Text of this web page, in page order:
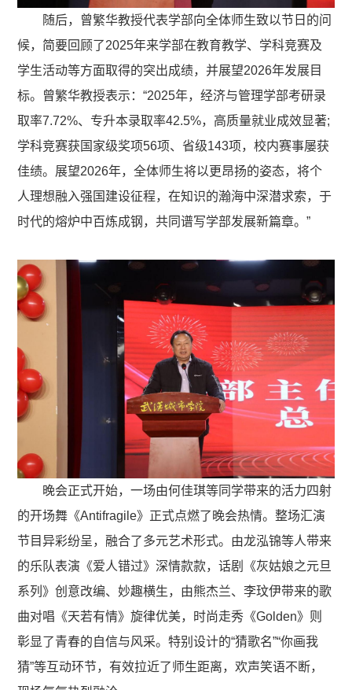
随后，曾繁华教授代表学部向全体师生致以节日的问
候，简要回顾了2025年来学部在教育教学、学科竞赛及
学生活动等方面取得的突出成绩，并展望2026年发展目
标。曾繁华教授表示：“2025年，经济与管理学部考研录
取率7.72%、专升本录取率42.5%，高质量就业成效显著;
学科竞赛获国家级奖项56项、省级143项，校内赛事屡获
佳绩。展望2026年，全体师生将以更昂扬的姿态，将个
人理想融入强国建设征程，在知识的瀚海中深潜求索，于
时代的熔炉中百炼成钢，共同谱写学部发展新篇章。”
晚会正式开始，一场由何佳琪等同学带来的活力四射
的开场舞《Antifragile》正式点燃了晚会热情。整场汇演
节目异彩纷呈，融合了多元艺术形式。由龙泓锦等人带来
的乐队表演《爱人错过》深情款款，话剧《灰姑娘之元旦
系列》创意改编、妙趣横生，由熊杰兰、李玟伊带来的歌
曲对唱《天若有情》旋律优美，时尚走秀《Golden》则
彰显了青春的自信与风采。特别设计的“猜歌名”“你画我
猜”等互动环节，有效拉近了师生距离，欢声笑语不断，